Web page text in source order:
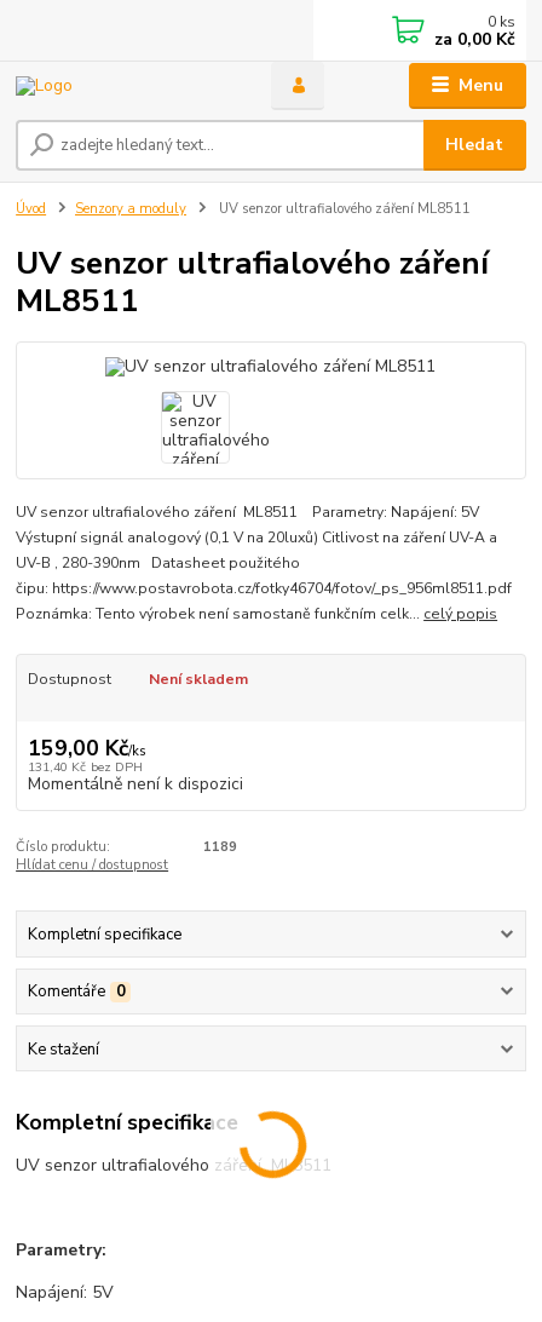
Menu
Hledat
0 ks
za 0,00 Kč
Úvod Senzory a moduly UV senzor ultrafialového záření ML8511
UV senzor ultrafialového záření
ML8511
UV senzor ultrafialového záření ML8511 Parametry: Napájení: 5V
Výstupní signál analogový (0,1 V na 20luxů) Citlivost na záření UV-A a
UV-B , 280-390nm Datasheet použitého
čipu: https://www.postavrobota.cz/fotky46704/fotov/_ps_956ml8511.pdf
Poznámka: Tento výrobek není samostaně funkčním celk... celý popis
Dostupnost Není skladem
159,00 Kč/ks
131,40 Kč bez DPH
Momentálně není k dispozici
Číslo produktu:
1189
Hlídat cenu / dostupnost
Kompletní specifikace
Komentáře 0
Ke stažení
Kompletní specifikace
UV senzor ultrafialového záření ML8511
Parametry:
Napájení: 5V